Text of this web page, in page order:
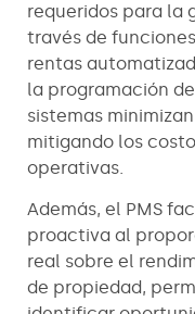
requeridos para la
través de
rentas
la programación
sistemas
mitigando los
operativas.
Además, el PMS
proactiva al
real sobre el
de propiedad,